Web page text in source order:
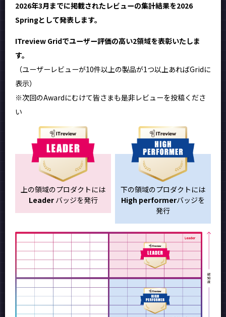
2026年3月までに掲載されたレビューの集計結果を2026
Springとして発表します。
ITreview Gridでユーザー評価の高い2領域を表彰いたしま
す。
（ユーザーレビューが10件以上の製品が1つ以上あればGridに
表示）
※次回のAwardにむけて皆さまも是非レビューを投稿くださ
い
上の領域のプロダクトには
Leaderバッジを発行
下の領域のプロダクトには
High performerバッジを
発行